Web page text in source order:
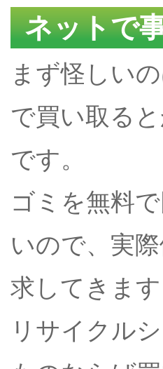
ネットで
まず怪しい
で買い取る
です。
ゴミを無料
いので、実
求してきます
リサイクル